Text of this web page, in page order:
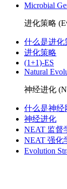
Microbial
进化策略
什么是进化
进化策略
(1+1)-ES
Natural
神经进化
什么是神经
神经进化
NEAT 监督
NEAT 强化
Evolution